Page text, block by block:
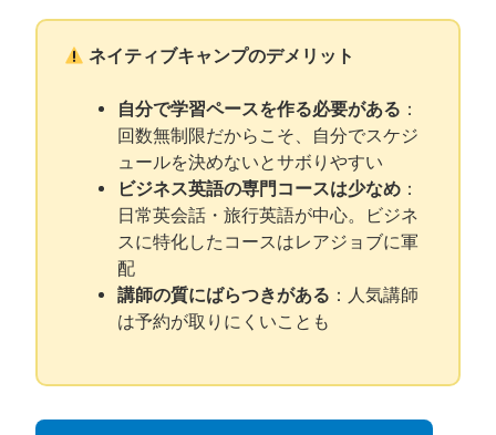
ネイティブキャンプのデメリット
自分で学習ペースを作る必要がある ：
回数無制限だからこそ、自分でスケジ
ュールを決めないとサボりやすい
ビジネス英語の専門コースは少なめ ：
日常英会話・旅行英語が中心。ビジネ
スに特化したコースはレアジョブに軍
配
講師の質にばらつきがある ：人気講師
は予約が取りにくいことも